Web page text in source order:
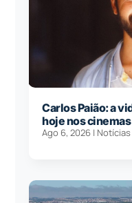
Carlos Paião: a
hoje nos cinemas
Ago 6, 2026 | Notícias